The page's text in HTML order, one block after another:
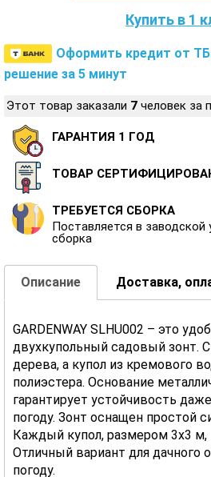
Купить в 1
Оформить кредит от
решение за 5 минут
Этот товар заказали 7 человек за
ГАРАНТИЯ 1 ГОД
ТОВАР
ТРЕБУЕТСЯ СБОРКА
Поставляется в заводской
сборка
Описание Доставка,
GARDENWAY SLHU002 – это
двухкупольный садовый зонт.
дерева, а купол из кремового
полиэстера. Основание
гарантирует устойчивость
погоду. Зонт оснащен простой
Каждый купол, размером 3х3 м,
Отличный вариант для
погоду.